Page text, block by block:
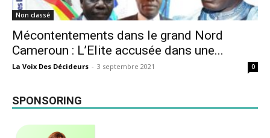
Non classé
Mécontentements dans le grand Nord
Cameroun : L’Elite accusée dans une...
La Voix Des Décideurs - 3 septembre 2021 0
SPONSORING